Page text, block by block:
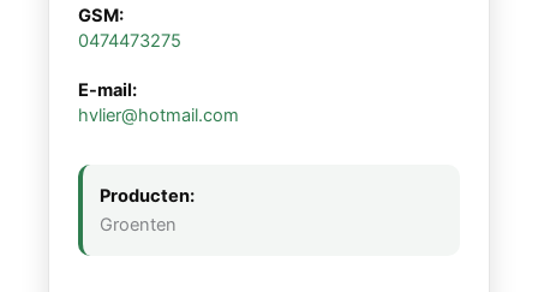
GSM:
0474473275
E-mail:
hvlier@hotmail.com
Producten:
Groenten